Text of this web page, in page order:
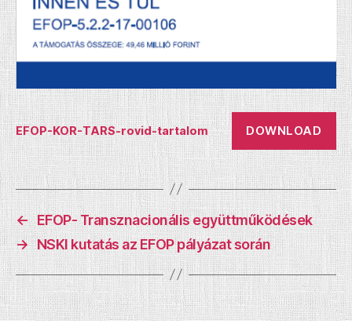
EFOP-KOR-TARS-rovid-tartalom DOWNLOAD
← EFOP- Transznacionális együttműködések
→ NSKI kutatás az EFOP pályázat során